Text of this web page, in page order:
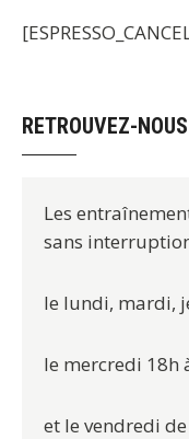
RETROUVEZ-NOUS
Les
sans
le lundi, mardi,
le mercredi 18h
et le vendredi